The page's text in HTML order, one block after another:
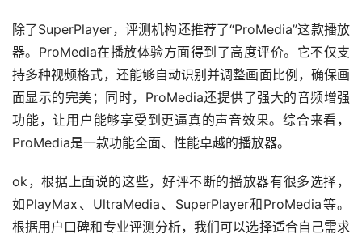
除了SuperPlayer，评测机构还推荐了“ProMedia”这款播放
器。ProMedia在播放体验方面得到了高度评价。它不仅支
持多种视频格式，还能够自动识别并调整画面比例，确保画
面显示的完美；同时，ProMedia还提供了强大的音频增强
功能，让用户能够享受到更逼真的声音效果。综合来看，
ProMedia是一款功能全面、性能卓越的播放器。
ok，根据上面说的这些，好评不断的播放器有很多选择，
如PlayMax、UltraMedia、SuperPlayer和ProMedia等。
根据用户口碑和专业评测分析，我们可以选择适合自己需求